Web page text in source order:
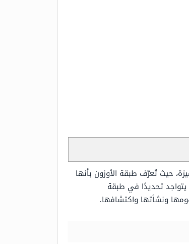
حيث تُعرّف طبقة الأوزون بأنها
يتواجد تحديدًا في طبقة
ونشأتها واكتشافها.